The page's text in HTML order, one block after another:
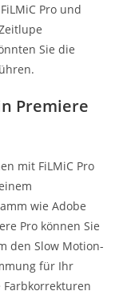
Pro und
Sie die
Premiere
mit FiLMiC Pro
wie Adobe
Pro können Sie
den Slow Motion-
für Ihr
Farbkorrekturen